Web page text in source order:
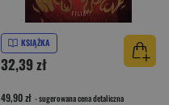
KSIĄŻKA
32,39 zł
49,90 zł - sugerowana cena detaliczna